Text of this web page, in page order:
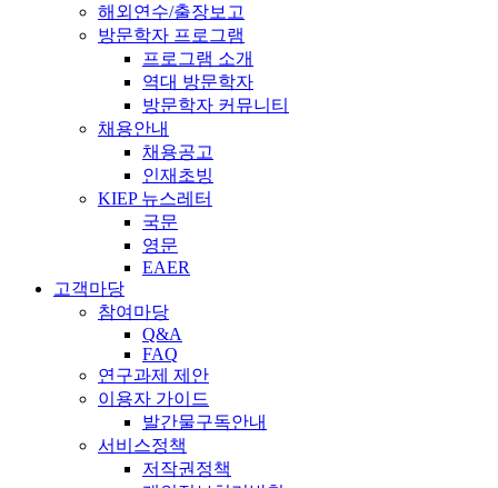
해외연수/출장보고
방문학자 프로그램
프로그램 소개
역대 방문학자
방문학자 커뮤니티
채용안내
채용공고
인재초빙
KIEP 뉴스레터
국문
영문
EAER
고객마당
참여마당
Q&A
FAQ
연구과제 제안
이용자 가이드
발간물구독안내
서비스정책
저작권정책